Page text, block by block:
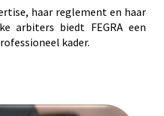
haar reglement en haar
arbiters biedt FEGRA een
kader.